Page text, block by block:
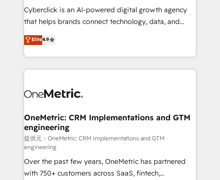
Cyberclick is an AI-powered digital growth agency
that helps brands connect technology, data, and
creativity to achieve measurable results. Founded in
Barcelona and operating across Spain, LATAM, and
the UK, we support global companies in building
smarter marketing, sales, and customer success
Iberia (Spain & Portugal), we combine human insight
growth. Our multidisciplinary team designs solutions
that simplify complexity, boost performance, and
turn innovation into real impact. 🌍 Highlights •
HubSpot Partner since 2012 • 2022 EMEA Impact
Award: Best Integration • 150+ successful HubSpot
projects • Clients in 30+ industries • Proprietary
Elite4.9
OneMetric: CRM Implementations and GTM
engineering
提供元：OneMetric: CRM Implementations and GTM
engineering
Over the past few years, OneMetric has partnered
with 750+ customers across SaaS, fintech,